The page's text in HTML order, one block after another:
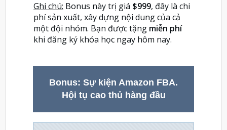
Ghi chú: Bonus này trị giá $999, đây là chi
phí sản xuất, xây dựng nội dung của cả
một đội nhóm. Bạn được tặng miễn phí
khi đăng ký khóa học ngay hôm nay.
Bonus: Sự kiện Amazon FBA.
Hội tụ cao thủ hàng đầu